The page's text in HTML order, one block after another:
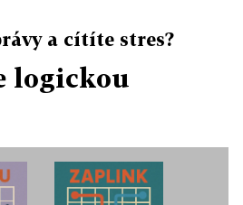
a cítíte stres?
logickou